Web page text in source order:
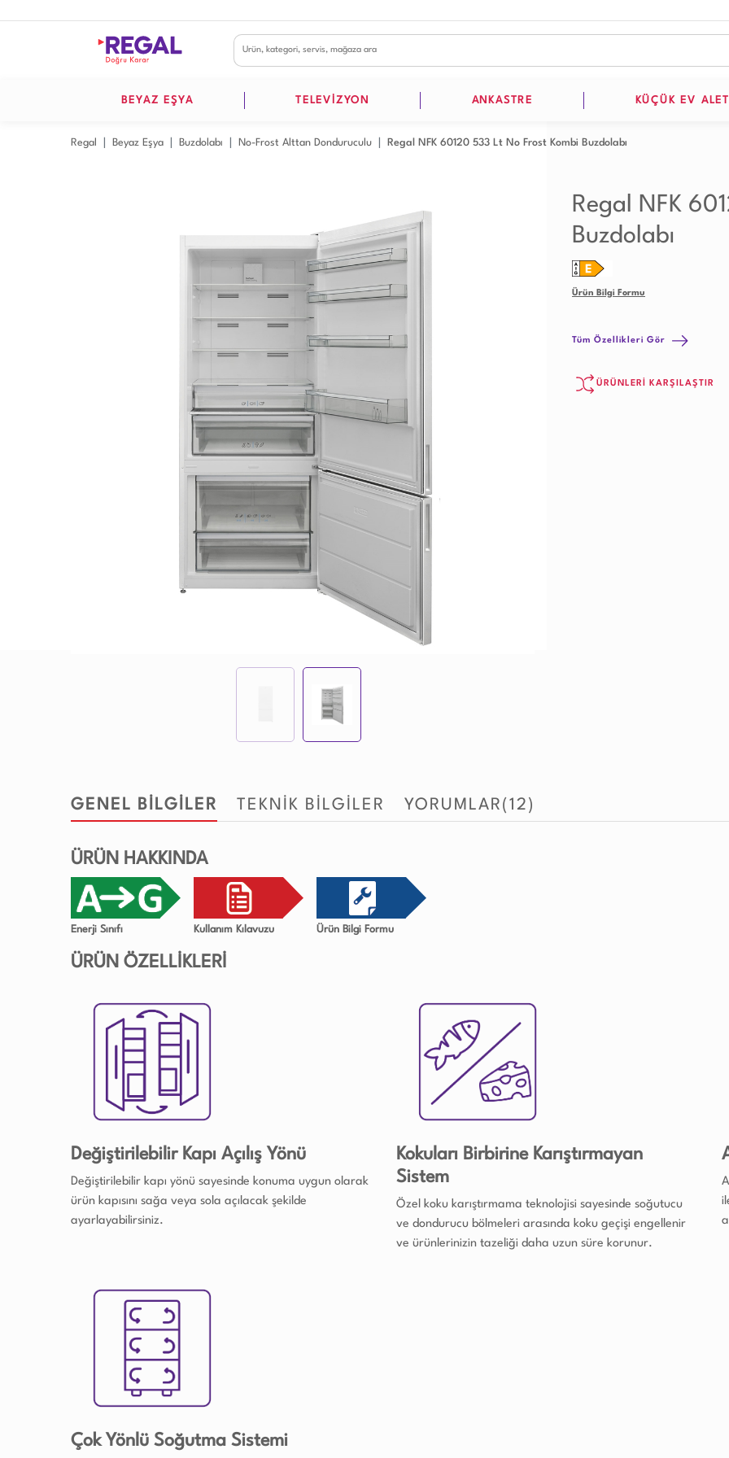
BEYAZ EŞYA TELEVİZYON ANKASTRE KÜÇÜK EV
Regal Beyaz Eşya Buzdolabı No-Frost Alttan Donduruculu Regal NFK 60120 533 Lt No Frost Kombi Buzdolabı
Regal NFK
Buzdolabı
Ürün Bilgi Formu
Tüm Özellikleri Gör
ÜRÜNLERİ KARŞILAŞTIR
GENEL BİLGİLER TEKNİK BİLGİLER YORUMLAR (12)
ÜRÜN HAKKINDA
Enerji Sınıfı Kullanım Kılavuzu Ürün Bilgi Formu
ÜRÜN ÖZELLİKLERİ
Değiştirilebilir Kapı Açılış Yönü
Değiştirilebilir kapı yönü sayesinde konuma uygun olarak
ürün kapısını sağa veya sola açılacak şekilde
ayarlayabilirsiniz.
Kokuları Birbirine Karıştırmayan
Sistem
Özel koku karıştırmama teknolojisi sayesinde soğutucu
ve dondurucu bölmeleri arasında koku geçişi engellenir
ve ürünlerinizin tazeliği daha uzun süre korunur.
Çok Yönlü Soğutma Sistemi